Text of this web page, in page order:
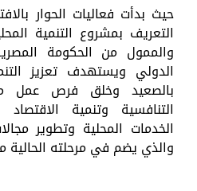
حيث بدأت فعاليات الحوار
التعريف بمشروع التنمية
والممول من الحكومة
الدولي ويستهدف تعزيز
بالصعيد وخلق فرص عمل
التنافسية وتنمية
الخدمات المحلية وتطوير
والذي يضم في مرحلته الحالية